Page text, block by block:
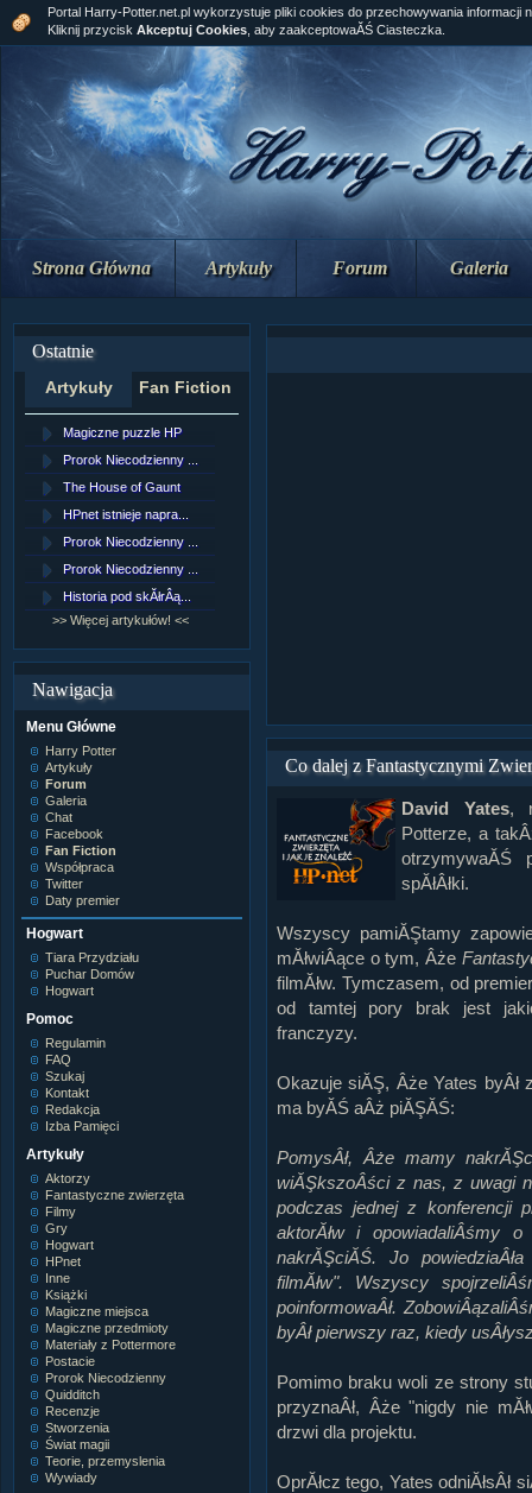
Strona Główna Artykuły Forum Galeria
Ostatnie
Artykuły Fan Fiction
Magiczne puzzle HP
Prorok Niecodzienny ...
The House of Gaunt
HPnet istnieje napra...
Prorok Niecodzienny ...
Prorok Niecodzienny ...
Historia pod skĂłrÂą...
>> Więcej artykułów! <<
Nawigacja
Menu Główne
Harry Potter
Artykuły
Forum
Galeria
Chat
Facebook
Fan Fiction
Współpraca
Twitter
Daty premier
Hogwart
Tiara Przydziału
Puchar Domów
Hogwart
Pomoc
Regulamin
FAQ
Szukaj
Kontakt
Redakcja
Izba Pamięci
Artykuły
Aktorzy
Fantastyczne zwierzęta
Filmy
Gry
Hogwart
HPnet
Inne
Książki
Magiczne miejsca
Magiczne przedmioty
Materiały z Pottermore
Postacie
Prorok Niecodzienny
Quidditch
Recenzje
Stworzenia
Świat magii
Teorie, przemyslenia
Wywiady
Portal Harry-Potter.net.pl wykorzystuje pliki cookies do przechowywania informacji
Kliknij przycisk Akceptuj Cookies , aby zaakceptowaĂŚ Ciasteczka.
Co dalej z Fantastycznymi
David Yates,
Potterze, a
otrzymywaĂŚ
spĂłÂłki.
Wszyscy pamiĂŞtamy
mĂłwiÂące o tym, Âże
filmĂłw. Tymczasem, od
od tamtej pory brak jest
franczyzy.
Okazuje siĂŞ, Âże Yates byÂł
ma byĂŚ aÂż piĂŞĂŚ:
PomysÂł, Âże mamy
wiĂŞkszoÂści z nas, z uwagi
podczas jednej z konferencji
aktorĂłw i opowiadaliÂśmy
nakrĂŞciĂŚ. Jo
filmĂłw". Wszyscy
poinformowaÂł.
byÂł pierwszy raz, kiedy
Pomimo braku woli ze strony
przyznaÂł, Âże "nigdy nie
drzwi dla projektu.
OprĂłcz tego, Yates odniĂłsÂł